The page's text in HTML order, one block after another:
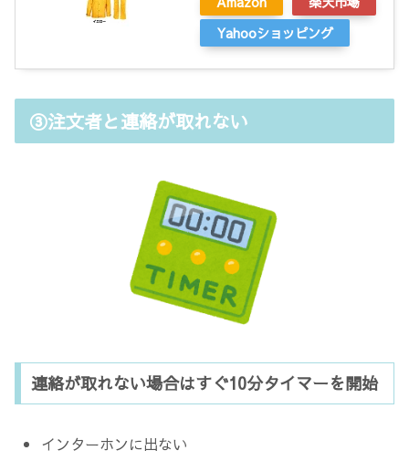
Yahooショッピング
③注文者と連絡が取れない
連絡が取れない場合はすぐ10分タイマーを開始
インターホンに出ない